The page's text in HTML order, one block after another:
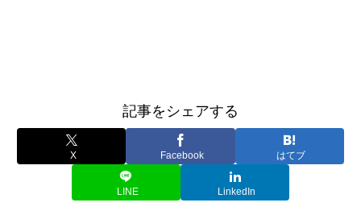
記事をシェアする
X Facebook はてブ
LINE LinkedIn